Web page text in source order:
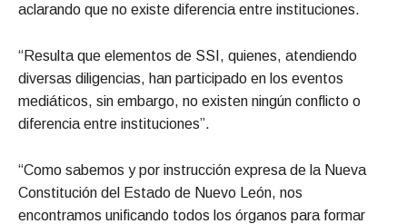
aclarando que no existe diferencia entre instituciones.
“Resulta que elementos de SSI, quienes, atendiendo
diversas diligencias, han participado en los eventos
mediáticos, sin embargo, no existen ningún conflicto o
diferencia entre instituciones”.
“Como sabemos y por instrucción expresa de la Nueva
Constitución del Estado de Nuevo León, nos
encontramos unificando todos los órganos para formar